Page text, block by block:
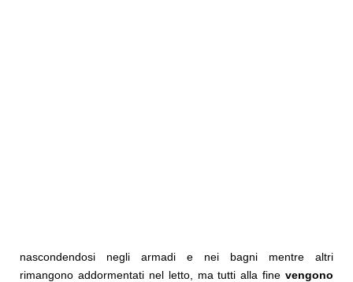
nascondendosi negli armadi e nei bagni mentre altri
rimangono addormentati nel letto, ma tutti alla fine vengono